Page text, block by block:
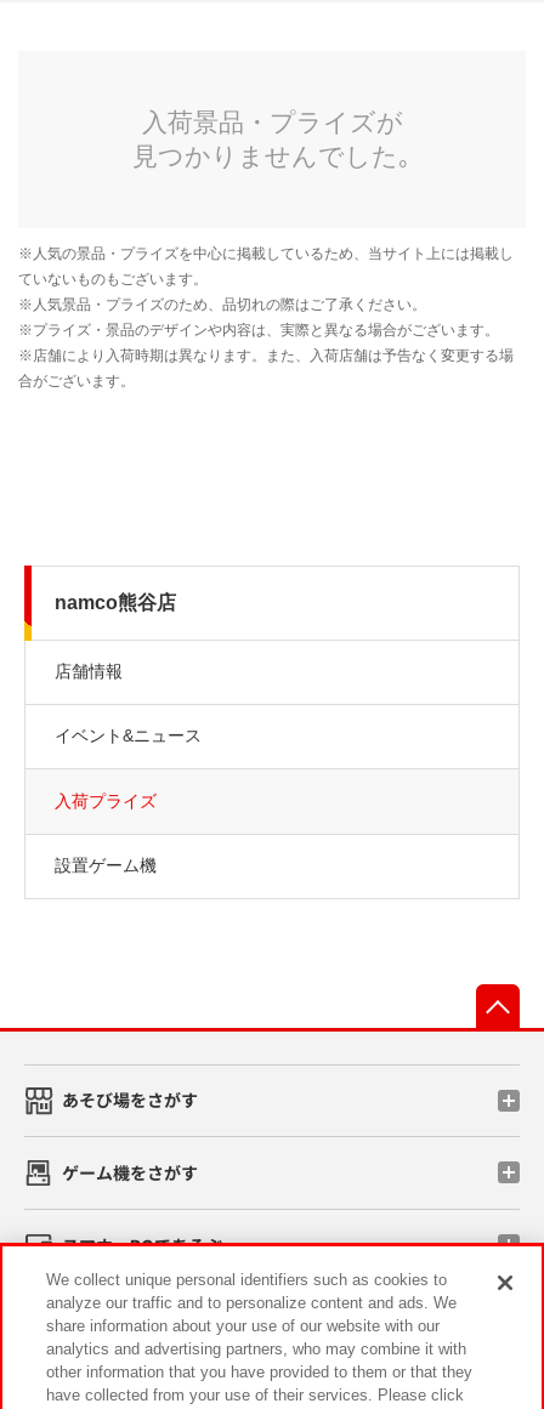
namco熊谷店
店舗情報
イベント&ニュース
入荷プライズ
設置ゲーム機
あそび場をさがす
ゲーム機をさがす
スマホ・PCであそぶ
イベント・キャンペーン
We collect unique personal identifiers such as cookies to
analyze our traffic and to personalize content and ads. We
share information about your use of our website with our
analytics and advertising partners, who may combine it with
other information that you have provided to them or that they
have collected from your use of their services. Please click